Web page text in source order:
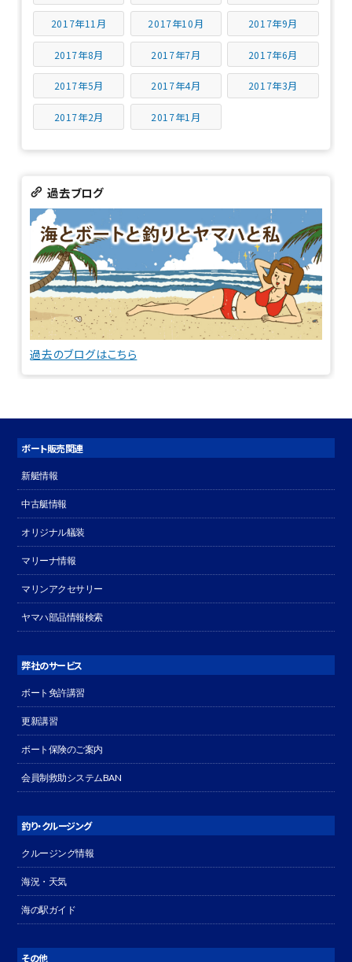
2017年11月 2017年10月 2017年9月
2017年8月 2017年7月 2017年6月
2017年5月 2017年4月 2017年3月
2017年2月 2017年1月
過去ブログ
過去のブログはこちら
ボート販売関連
新艇情報
中古艇情報
オリジナル艤装
マリーナ情報
マリンアクセサリー
ヤマハ部品情報検索
弊社のサービス
ボート免許講習
更新講習
ボート保険のご案内
会員制救助システムBAN
釣り・クルージング
クルージング情報
海況・天気
海の駅ガイド
その他